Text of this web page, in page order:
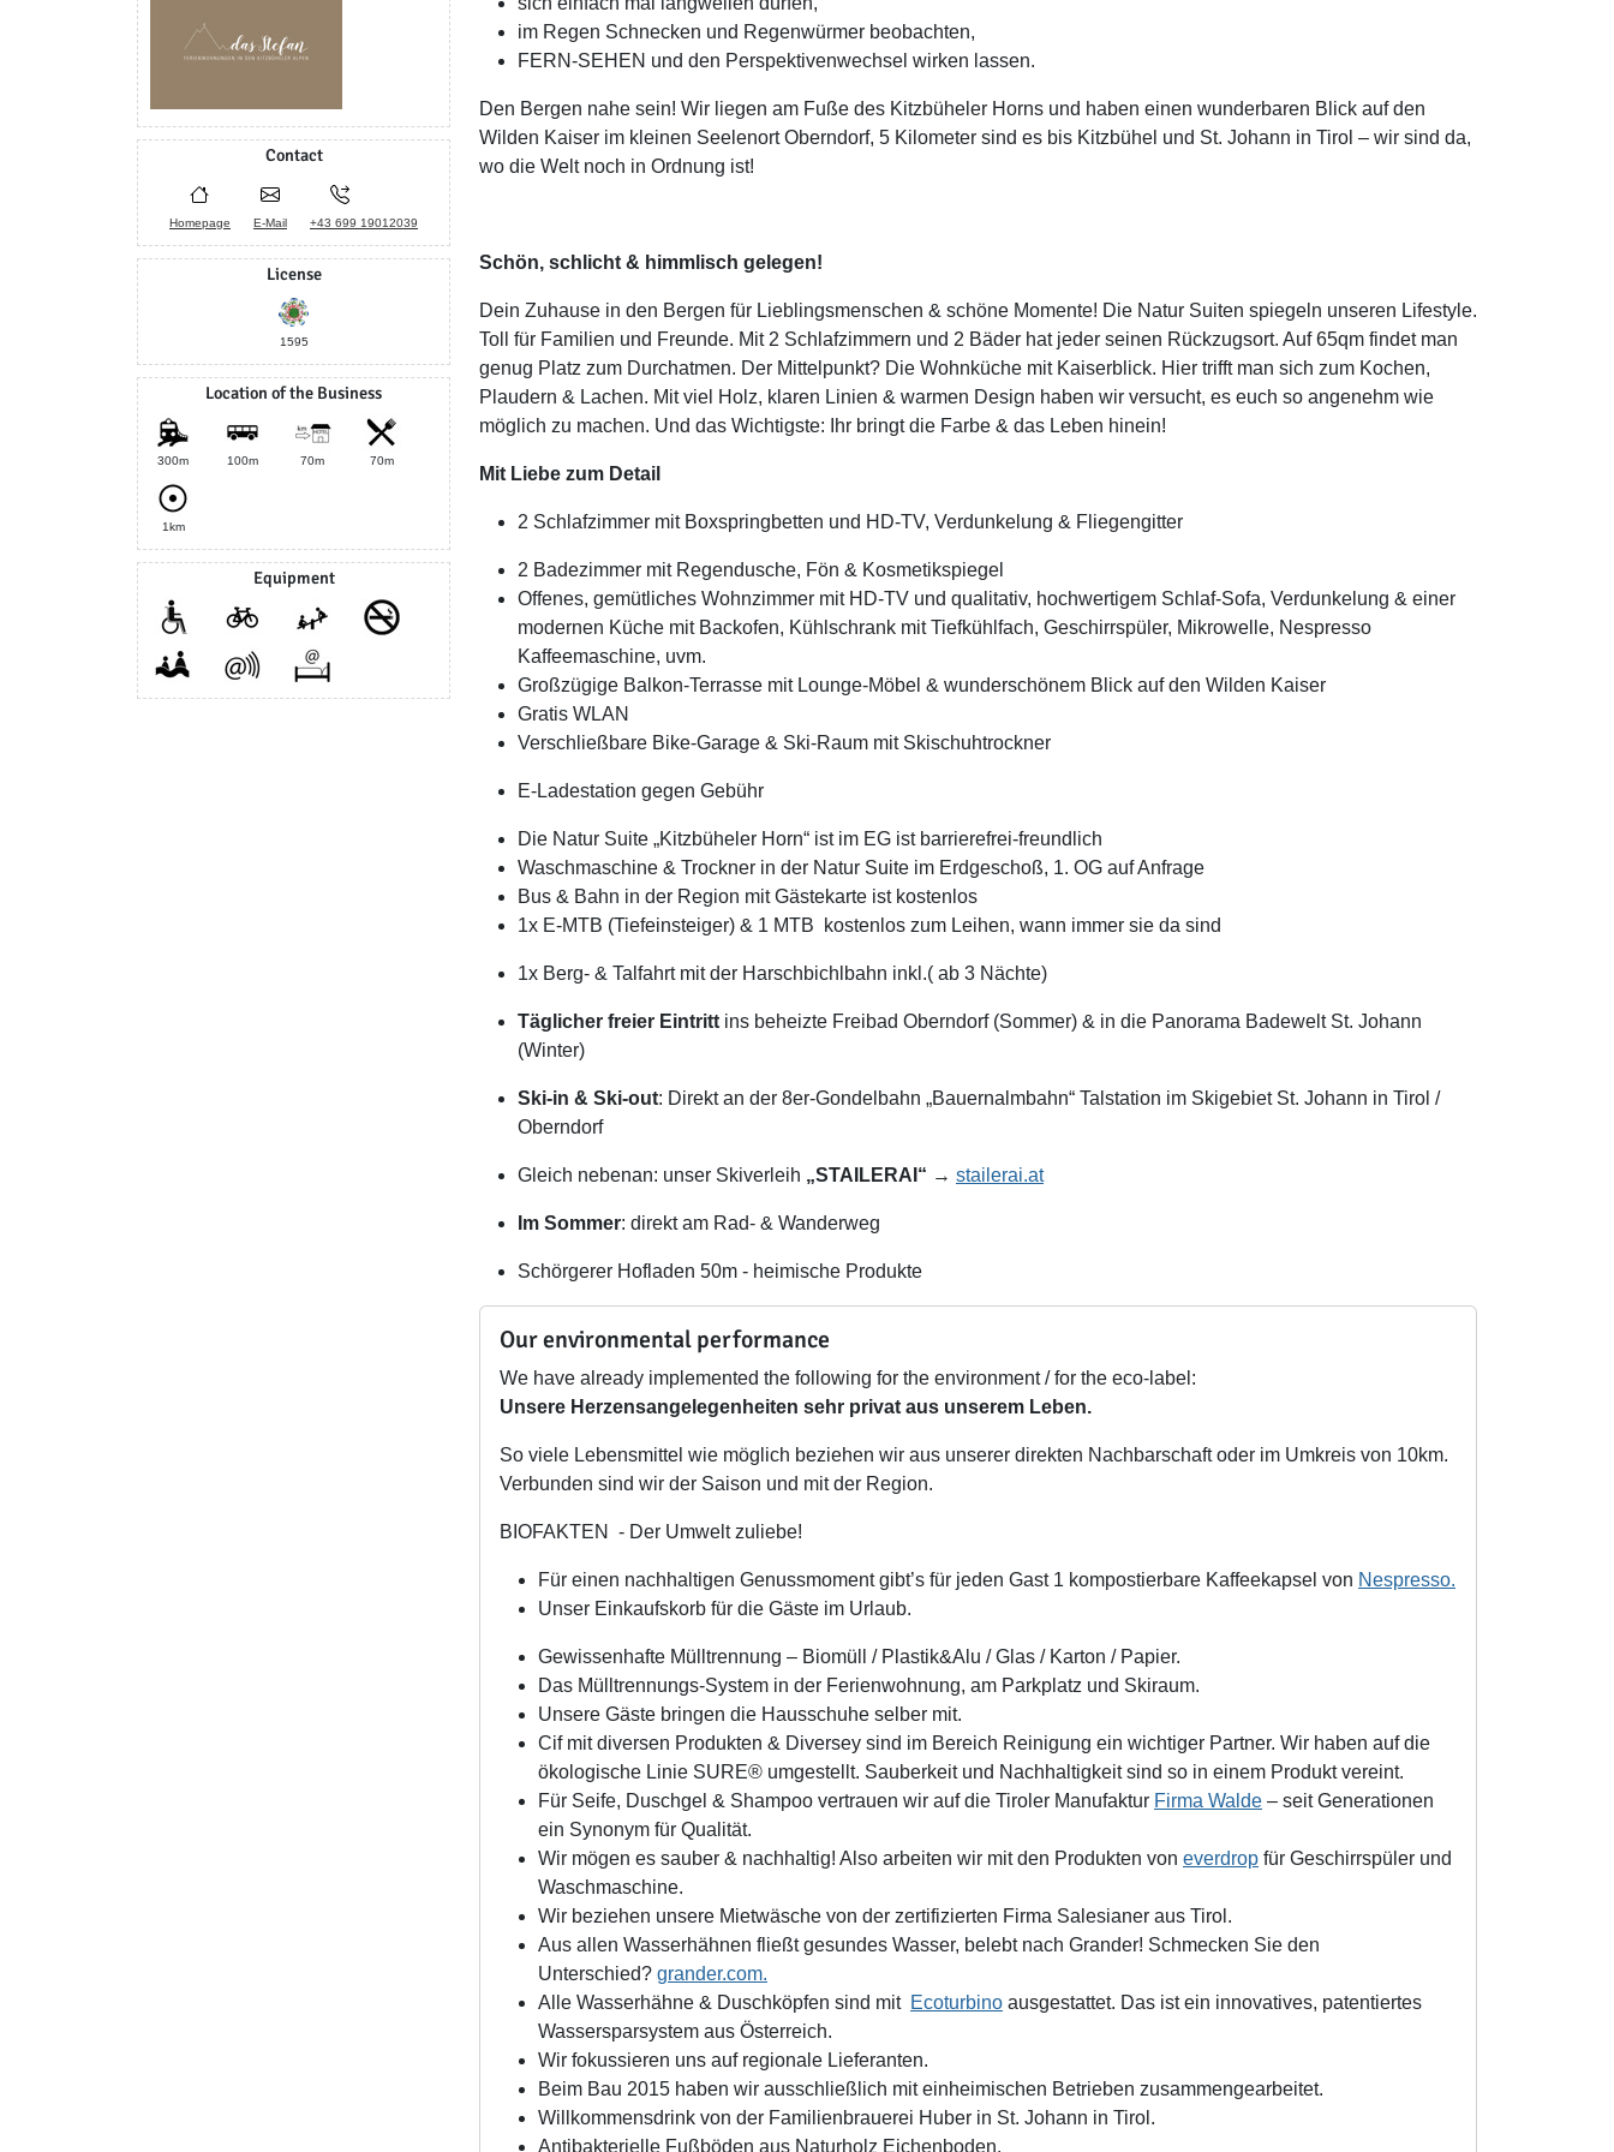
Contact
Homepage E-Mail +43 699 19012039
License
1595
Location of the Business
300m 100m 70m 70m
1km
Equipment
im Regen Schnecken und Regenwürmer beobachten,
FERN-SEHEN und den Perspektivenwechsel wirken lassen.
Den Bergen nahe sein! Wir liegen am Fuße des Kitzbüheler Horns und haben einen wunderbaren Blick auf den
Wilden Kaiser im kleinen Seelenort Oberndorf, 5 Kilometer sind es bis Kitzbühel und St. Johann in Tirol – wir sind da,
wo die Welt noch in Ordnung ist!
Schön, schlicht & himmlisch gelegen!
Dein Zuhause in den Bergen für Lieblingsmenschen & schöne Momente! Die Natur Suiten spiegeln unseren Lifestyle.
Toll für Familien und Freunde. Mit 2 Schlafzimmern und 2 Bäder hat jeder seinen Rückzugsort. Auf 65qm findet man
genug Platz zum Durchatmen. Der Mittelpunkt? Die Wohnküche mit Kaiserblick. Hier trifft man sich zum Kochen,
Plaudern & Lachen. Mit viel Holz, klaren Linien & warmen Design haben wir versucht, es euch so angenehm wie
möglich zu machen. Und das Wichtigste: Ihr bringt die Farbe & das Leben hinein!
Mit Liebe zum Detail
2 Schlafzimmer mit Boxspringbetten und HD-TV, Verdunkelung & Fliegengitter
2 Badezimmer mit Regendusche, Fön & Kosmetikspiegel
Offenes, gemütliches Wohnzimmer mit HD-TV und qualitativ, hochwertigem Schlaf-Sofa, Verdunkelung & einer
modernen Küche mit Backofen, Kühlschrank mit Tiefkühlfach, Geschirrspüler, Mikrowelle, Nespresso
Kaffeemaschine, uvm.
Großzügige Balkon-Terrasse mit Lounge-Möbel & wunderschönem Blick auf den Wilden Kaiser
Gratis WLAN
Verschließbare Bike-Garage & Ski-Raum mit Skischuhtrockner
E-Ladestation gegen Gebühr
Die Natur Suite „Kitzbüheler Horn“ ist im EG ist barrierefrei-freundlich
Waschmaschine & Trockner in der Natur Suite im Erdgeschoß, 1. OG auf Anfrage
Bus & Bahn in der Region mit Gästekarte ist kostenlos
1x E-MTB (Tiefeinsteiger) & 1 MTB kostenlos zum Leihen, wann immer sie da sind
1x Berg- & Talfahrt mit der Harschbichlbahn inkl.( ab 3 Nächte)
Täglicher freier Eintritt ins beheizte Freibad Oberndorf (Sommer) & in die Panorama Badewelt St. Johann
(Winter)
Ski-in & Ski-out: Direkt an der 8er-Gondelbahn „Bauernalmbahn“ Talstation im Skigebiet St. Johann in Tirol /
Oberndorf
Gleich nebenan: unser Skiverleih „STAILERAI“ → stailerai.at
Im Sommer: direkt am Rad- & Wanderweg
Schörgerer Hofladen 50m - heimische Produkte
Our environmental performance
We have already implemented the following for the environment / for the eco-label:
Unsere Herzensangelegenheiten sehr privat aus unserem Leben.
So viele Lebensmittel wie möglich beziehen wir aus unserer direkten Nachbarschaft oder im Umkreis von 10km.
Verbunden sind wir der Saison und mit der Region.
BIOFAKTEN - Der Umwelt zuliebe!
Für einen nachhaltigen Genussmoment gibt’s für jeden Gast 1 kompostierbare Kaffeekapsel von Nespresso.
Unser Einkaufskorb für die Gäste im Urlaub.
Gewissenhafte Mülltrennung – Biomüll / Plastik&Alu / Glas / Karton / Papier.
Das Mülltrennungs-System in der Ferienwohnung, am Parkplatz und Skiraum.
Unsere Gäste bringen die Hausschuhe selber mit.
Cif mit diversen Produkten & Diversey sind im Bereich Reinigung ein wichtiger Partner. Wir haben auf die
ökologische Linie SURE® umgestellt. Sauberkeit und Nachhaltigkeit sind so in einem Produkt vereint.
Für Seife, Duschgel & Shampoo vertrauen wir auf die Tiroler Manufaktur Firma Walde – seit Generationen
ein Synonym für Qualität.
Wir mögen es sauber & nachhaltig! Also arbeiten wir mit den Produkten von everdrop für Geschirrspüler und
Waschmaschine.
Wir beziehen unsere Mietwäsche von der zertifizierten Firma Salesianer aus Tirol.
Aus allen Wasserhähnen fließt gesundes Wasser, belebt nach Grander! Schmecken Sie den
Unterschied? grander.com.
Alle Wasserhähne & Duschköpfen sind mit Ecoturbino ausgestattet. Das ist ein innovatives, patentiertes
Wassersparsystem aus Österreich.
Wir fokussieren uns auf regionale Lieferanten.
Beim Bau 2015 haben wir ausschließlich mit einheimischen Betrieben zusammengearbeitet.
Willkommensdrink von der Familienbrauerei Huber in St. Johann in Tirol.
Antibakterielle Fußböden aus Naturholz Eichenboden.